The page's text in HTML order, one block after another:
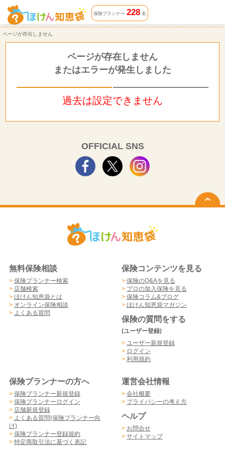
ページが存在しません | ほけん知恵袋
保険プランナー 228名
ページが存在しません
ページが存在しません
またはエラーが発生しました
過去は設定できません
OFFICIAL SNS
無料保険相談
> 保険プランナー検索
> 店舗検索
> ほけん知恵袋とは
> オンライン保険相談
> よくある質問
保険コンテンツを見る
> 保険のQ&Aを見る
> プロの加入保険を見る
> 保険コラム&ブログ
> ほけん知恵袋マガジン
保険の質問をする
(ユーザー登録)
> ユーザー新規登録
> ログイン
> 利用規約
保険プランナーの方へ
> 保険プランナー新規登録
> 保険プランナーログイン
> 店舗新規登録
> よくある質問(保険プランナー向
け)
> 保険プランナー登録規約
> 特定商取引法に基づく表記
運営会社情報
> 会社概要
> プライバシーの考え方
ヘルプ
> お問合せ
> サイトマップ